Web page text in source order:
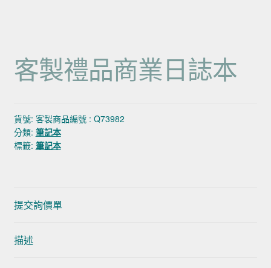
客製禮品商業日誌本
貨號: 客製商品編號 : Q73982
分類: 筆記本
標籤: 筆記本
提交詢價單
描述